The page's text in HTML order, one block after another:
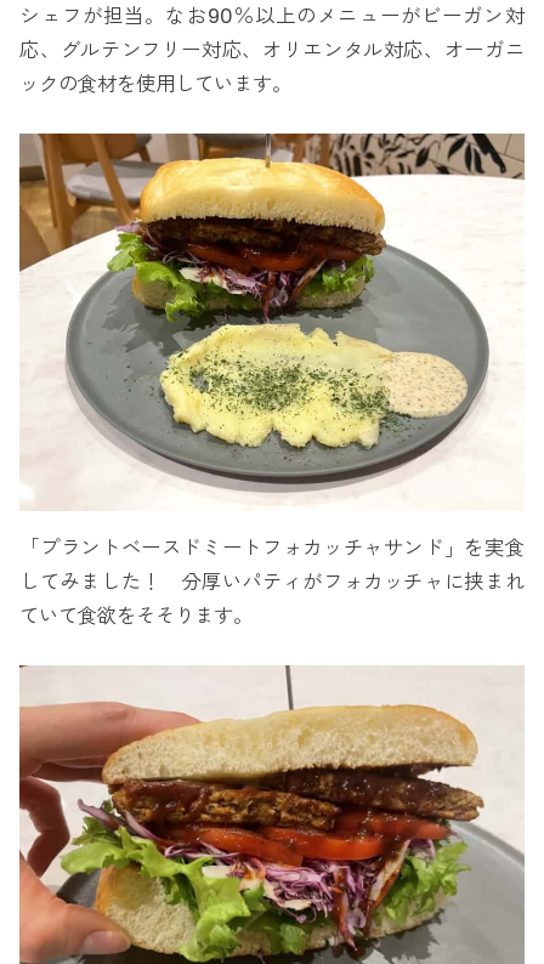
シェフが担当。なお90％以上のメニューがビーガン対
応、グルテンフリー対応、オリエンタル対応、オーガニ
ックの食材を使用しています。
「プラントベースドミートフォカッチャサンド」を実食
してみました！ 分厚いパティがフォカッチャに挟まれ
ていて食欲をそそります。